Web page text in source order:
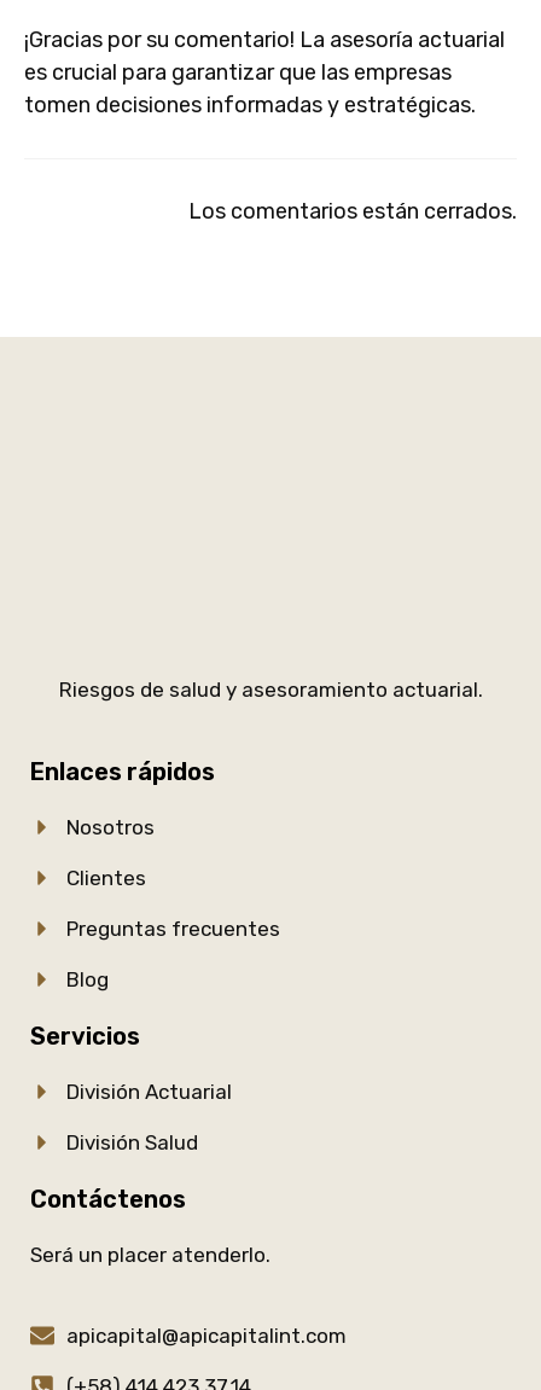
¡Gracias por su comentario! La asesoría actuarial
es crucial para garantizar que las empresas
tomen decisiones informadas y estratégicas.
Los comentarios están cerrados.
Riesgos de salud y asesoramiento actuarial.
Enlaces rápidos
Nosotros
Clientes
Preguntas frecuentes
Blog
Servicios
División Actuarial
División Salud
Contáctenos
Será un placer atenderlo.
apicapital@apicapitalint.com